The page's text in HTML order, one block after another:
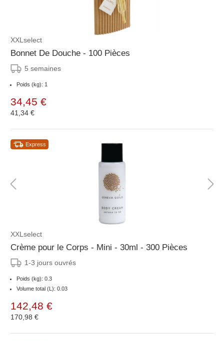
XXLselect
Bonnet De Douche - 100 Pièces
5 semaines
Poids (kg): 1
34,45 €
41,34 €
Express
XXLselect
Crème pour le Corps - Mini - 30ml - 300 Pièces
1-3 jours ouvrés
Poids (kg): 0.3
Volume total (L): 0.03
142,48 €
170,98 €